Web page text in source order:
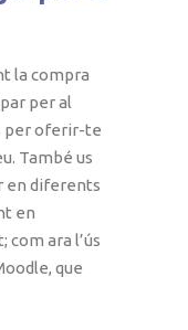
la compra
per al
per oferir-te
També us
en diferents
en
ara l’ús
que